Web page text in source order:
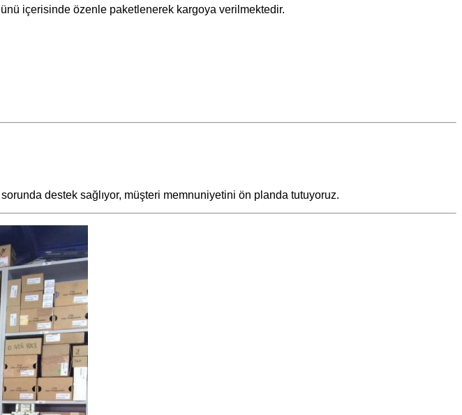
içerisinde özenle paketlenerek kargoya verilmektedir.
destek sağlıyor, müşteri memnuniyetini ön planda tutuyoruz.